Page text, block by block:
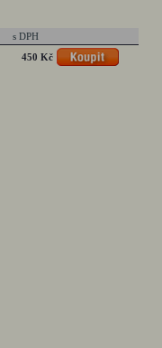
s DPH
450 Kč